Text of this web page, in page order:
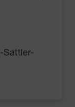
Sattler-